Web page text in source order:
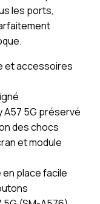
les ports,
et accessoires
A57 5G préservé
des chocs
et module
place facile